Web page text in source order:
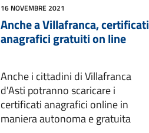
16 NOVEMBRE 2021
Anche a Villafranca, certificati
anagrafici gratuiti on line
Anche i cittadini di Villafranca
d'Asti potranno scaricare i
certificati anagrafici online in
maniera autonoma e gratuita